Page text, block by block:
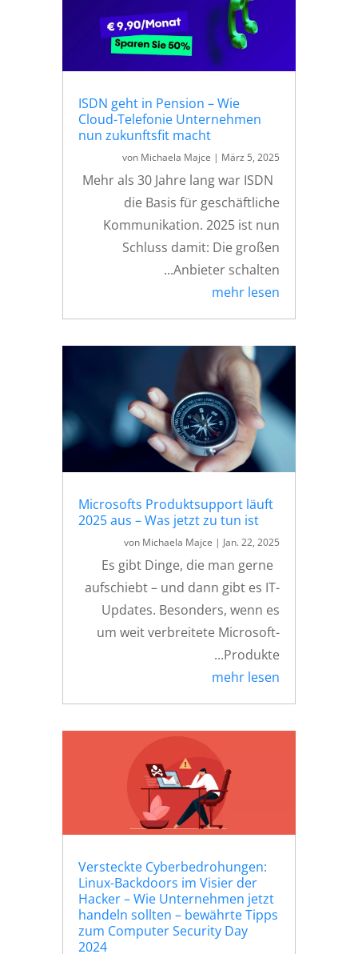
ISDN geht in Pension – Wie
Cloud-Telefonie Unternehmen
nun zukunftsfit macht
von Michaela Majce | März 5, 2025
Mehr als 30 Jahre lang war ISDN
die Basis für geschäftliche
Kommunikation. 2025 ist nun
Schluss damit: Die großen
Anbieter schalten...
mehr lesen
Microsofts Produktsupport läuft
2025 aus – Was jetzt zu tun ist
von Michaela Majce | Jan. 22, 2025
Es gibt Dinge, die man gerne
aufschiebt – und dann gibt es IT-
Updates. Besonders, wenn es
um weit verbreitete Microsoft-
Produkte...
mehr lesen
Versteckte Cyberbedrohungen:
Linux-Backdoors im Visier der
Hacker – Wie Unternehmen jetzt
handeln sollten – bewährte Tipps
zum Computer Security Day
2024